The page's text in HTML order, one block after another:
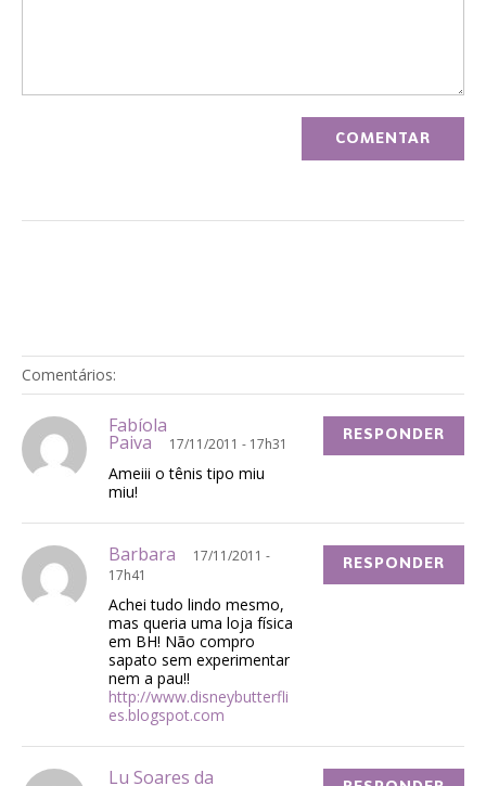
Comentários:
Fabíola
Paiva 17/11/2011 - 17h31
Ameiii o tênis tipo miu
miu!
RESPONDER
Barbara
17/11/2011 -
17h41
Achei tudo lindo mesmo,
mas queria uma loja física
em BH! Não compro
sapato sem experimentar
nem a pau!!
http://www.disneybutterfli
es.blogspot.com
RESPONDER
Lu Soares da